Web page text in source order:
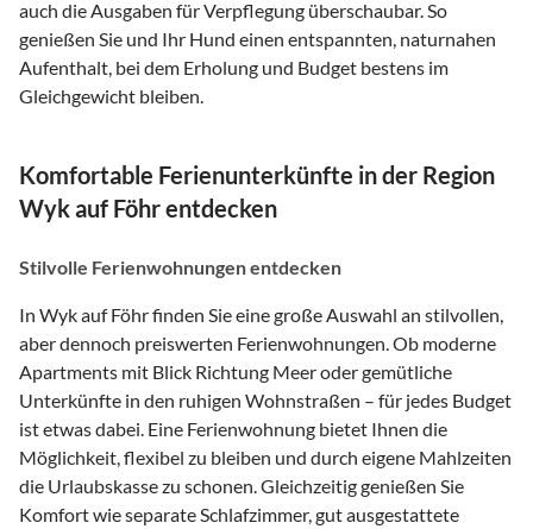
auch die Ausgaben für Verpflegung überschaubar. So
genießen Sie und Ihr Hund einen entspannten, naturnahen
Aufenthalt, bei dem Erholung und Budget bestens im
Gleichgewicht bleiben.
Komfortable Ferienunterkünfte in der Region
Wyk auf Föhr entdecken
Stilvolle Ferienwohnungen entdecken
In Wyk auf Föhr finden Sie eine große Auswahl an stilvollen,
aber dennoch preiswerten Ferienwohnungen. Ob moderne
Apartments mit Blick Richtung Meer oder gemütliche
Unterkünfte in den ruhigen Wohnstraßen – für jedes Budget
ist etwas dabei. Eine Ferienwohnung bietet Ihnen die
Möglichkeit, flexibel zu bleiben und durch eigene Mahlzeiten
die Urlaubskasse zu schonen. Gleichzeitig genießen Sie
Komfort wie separate Schlafzimmer, gut ausgestattete